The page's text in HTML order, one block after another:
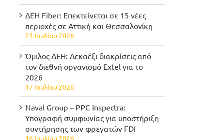
ΔΕΗ Fiber: Επεκτείνεται σε 15 νέες
περιοχές σε Αττική και Θεσσαλονίκη
23 Ιουλίου 2026
Όμιλος ΔΕΗ: Δεκαέξι διακρίσεις από
τον διεθνή οργανισμό Extel για το
2026
17 Ιουλίου 2026
Naval Group – PPC Inspectra:
Υπογραφή συμφωνίας για υποστήριξη
συντήρησης των φρεγατών FDI
16 Ιουλίου 2026